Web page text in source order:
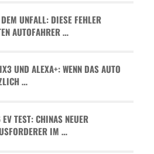
UNFALL: DIESE FEHLER
AUTOFAHRER …
UND ALEXA+: WENN DAS AUTO
…
TEST: CHINAS NEUER
IM …